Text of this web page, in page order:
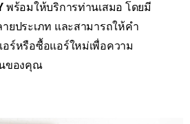
พร้อมให้บริการท่านเสมอ โดยมี
ยประเภท และสามารถให้คำ
ร์หรือซื้อแอร์ใหม่เพื่อความ
นของคุณ